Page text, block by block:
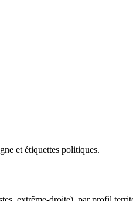
et étiquettes politiques.